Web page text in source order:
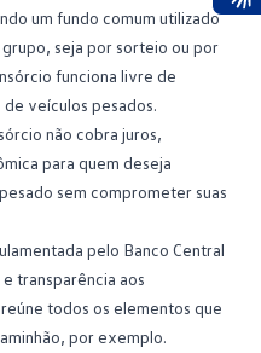
um fundo comum utilizado
seja por sorteio ou por
funciona livre de
veículos pesados.
não cobra juros,
para quem deseja
sem comprometer suas
pelo Banco Central
transparência aos
todos os elementos que
, por exemplo.